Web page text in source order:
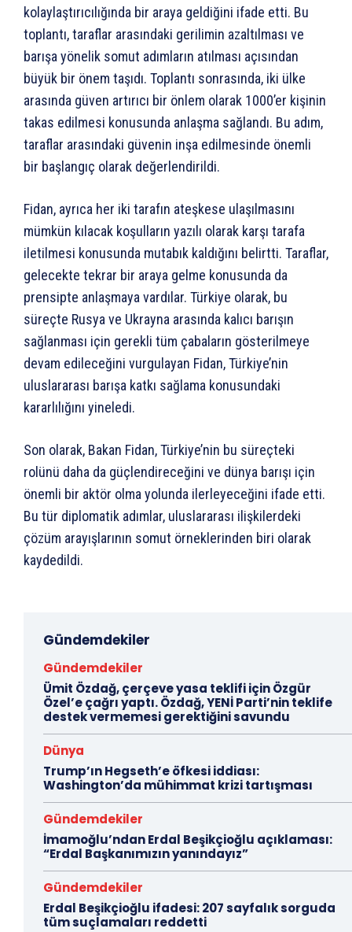
kolaylaştırıcılığında bir araya geldiğini ifade etti. Bu
toplantı, taraflar arasındaki gerilimin azaltılması ve
barışa yönelik somut adımların atılması açısından
büyük bir önem taşıdı. Toplantı sonrasında, iki ülke
arasında güven artırıcı bir önlem olarak 1000’er kişinin
takas edilmesi konusunda anlaşma sağlandı. Bu adım,
taraflar arasındaki güvenin inşa edilmesinde önemli
bir başlangıç olarak değerlendirildi.
Fidan, ayrıca her iki tarafın ateşkese ulaşılmasını
mümkün kılacak koşulların yazılı olarak karşı tarafa
iletilmesi konusunda mutabık kaldığını belirtti. Taraflar,
gelecekte tekrar bir araya gelme konusunda da
prensipte anlaşmaya vardılar. Türkiye olarak, bu
süreçte Rusya ve Ukrayna arasında kalıcı barışın
sağlanması için gerekli tüm çabaların gösterilmeye
devam edileceğini vurgulayan Fidan, Türkiye’nin
uluslararası barışa katkı sağlama konusundaki
kararlılığını yineledi.
Son olarak, Bakan Fidan, Türkiye’nin bu süreçteki
rolünü daha da güçlendireceğini ve dünya barışı için
önemli bir aktör olma yolunda ilerleyeceğini ifade etti.
Bu tür diplomatik adımlar, uluslararası ilişkilerdeki
çözüm arayışlarının somut örneklerinden biri olarak
kaydedildi.
Gündemdekiler
Gündemdekiler
Ümit Özdağ, çerçeve yasa teklifi için Özgür
Özel’e çağrı yaptı. Özdağ, YENİ Parti’nin teklife
destek vermemesi gerektiğini savundu
Dünya
Trump’ın Hegseth’e öfkesi iddiası:
Washington’da mühimmat krizi tartışması
Gündemdekiler
İmamoğlu’ndan Erdal Beşikçioğlu açıklaması:
“Erdal Başkanımızın yanındayız”
Gündemdekiler
Erdal Beşikçioğlu ifadesi: 207 sayfalık sorguda
tüm suçlamaları reddetti